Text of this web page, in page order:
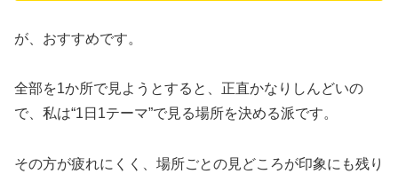
が、おすすめです。
全部を1か所で見ようとすると、正直かなりしんどいの
で、私は“1日1テーマ”で見る場所を決める派です。
その方が疲れにくく、場所ごとの見どころが印象にも残り